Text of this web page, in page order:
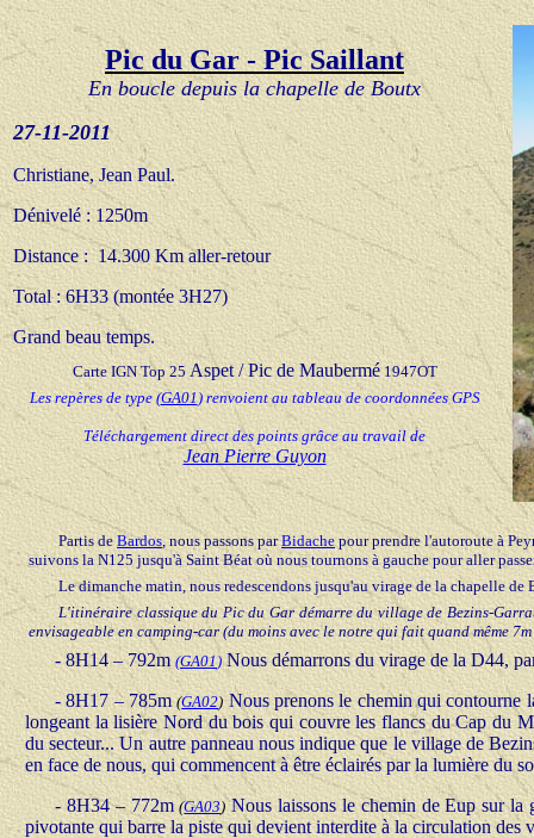
Pic du Gar - Pic Saillant
En boucle depuis la chapelle de Boutx
27-11-2011
Christiane, Jean Paul.
Dénivelé : 1250m
Distance : 14.300 Km aller-retour
Total : 6H33 (montée 3H27)
Grand beau temps.
Carte IGN Top 25 Aspet / Pic de Maubermé1947OT
Les repères de type (GA01 ) renvoient au tableau de coordonnées GPS
Téléchargement direct des points grâce au travail de
Jean Pierre Guyon
Partis deBardos, nous passons parBidachepour prendre l'autoroute à
suivons la N125 jusqu'à Saint Béat où nous tournons à gauche pour aller
Le dimanche matin, nous redescendons jusqu'au virage de la chapelle
L'itinéraire classique du Pic du Gar démarre du village de Bezins-
envisageable en camping-car (du moins avec le notre qui fait quand même
- 8H14 – 792m (GA01 ) Nous démarrons du virage de la D44,
- 8H17 – 785m(GA02)Nous prenons le chemin qui contourne
longeant la lisière Nord du bois qui couvre les flancs du Cap du
du secteur... Un autre panneau nous indique que le village de
en face de nous, qui commencent à être éclairés par la lumière du
- 8H34 – 772m(GA03)Nous laissons le chemin de Eup sur la
pivotante qui barre la piste qui devient interdite à la circulation des